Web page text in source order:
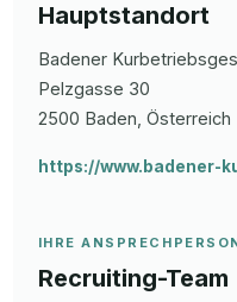
Hauptstandort
Badener
Pelzgasse 30
2500 Baden , Österreich
https://www.badener-
IHRE
Recruiting-Team